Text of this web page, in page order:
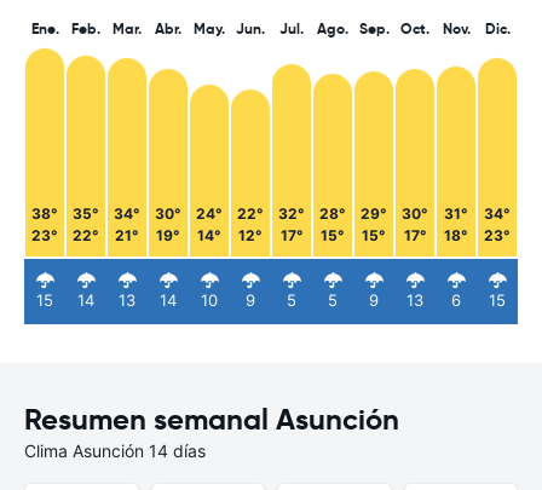
Ene.
38°
23°
15
Feb.
35°
22°
14
Mar.
34°
21°
13
Abr.
30°
19°
14
May.
24°
14°
10
Jun.
22°
12°
9
Jul.
32°
17°
5
Ago.
28°
15°
5
Sep.
29°
15°
9
Oct.
30°
17°
13
Nov.
31°
18°
6
Dic.
34°
23°
15
Resumen semanal Asunción
Clima Asunción 14 días